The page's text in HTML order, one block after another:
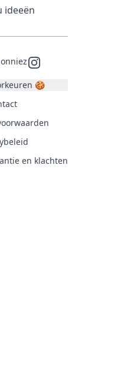
ideeën
Instagram
🍪
en klachten